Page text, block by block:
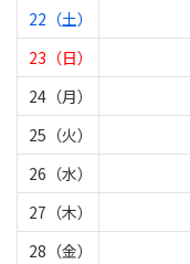
22（土）
23（日）
24（月）
25（火）
26（水）
27（木）
28（金）